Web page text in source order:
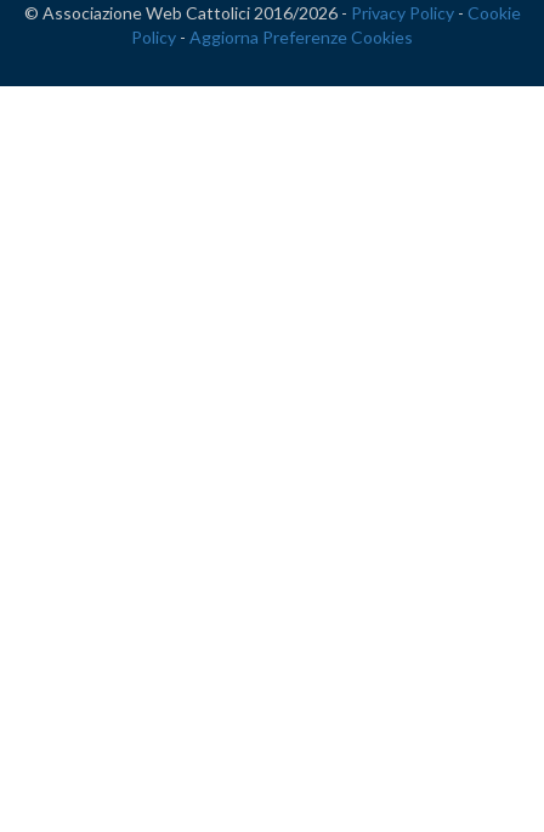
© Associazione Web Cattolici 2016/2026 - Privacy Policy- Cookie
Policy - Aggiorna Preferenze Cookies